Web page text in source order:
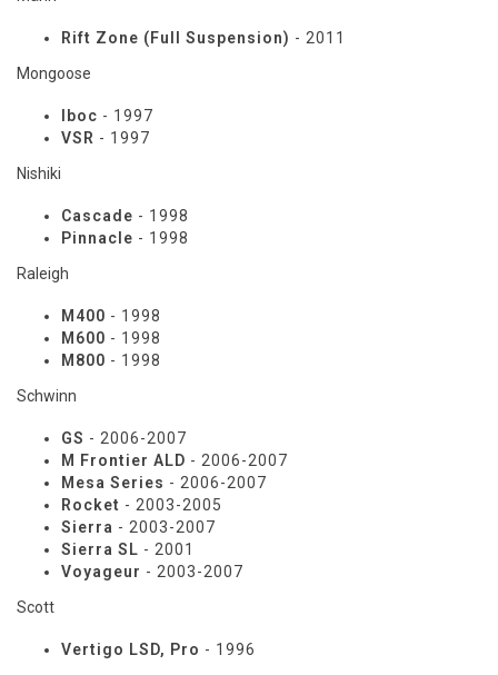
Rift Zone (Full Suspension) - 2011
Mongoose
Iboc - 1997
VSR - 1997
Nishiki
Cascade - 1998
Pinnacle - 1998
Raleigh
M400 - 1998
M600 - 1998
M800 - 1998
Schwinn
GS - 2006-2007
M Frontier ALD - 2006-2007
Mesa Series - 2006-2007
Rocket - 2003-2005
Sierra - 2003-2007
Sierra SL - 2001
Voyageur - 2003-2007
Scott
Vertigo LSD, Pro - 1996